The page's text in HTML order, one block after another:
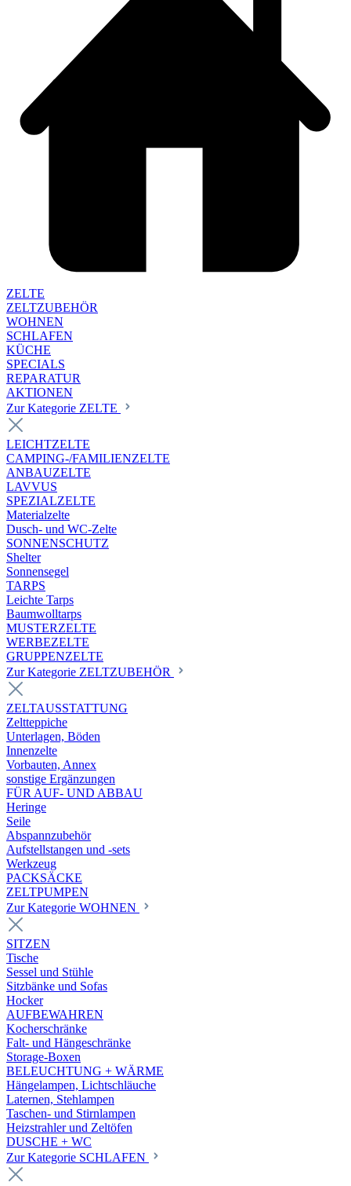
ZELTE
ZELTZUBEHÖR
WOHNEN
SCHLAFEN
KÜCHE
SPECIALS
REPARATUR
AKTIONEN
Zur Kategorie ZELTE
LEICHTZELTE
CAMPING-/FAMILIENZELTE
ANBAUZELTE
LAVVUS
SPEZIALZELTE
Materialzelte
Dusch- und WC-Zelte
SONNENSCHUTZ
Shelter
Sonnensegel
TARPS
Leichte Tarps
Baumwolltarps
MUSTERZELTE
WERBEZELTE
GRUPPENZELTE
Zur Kategorie ZELTZUBEHÖR
ZELTAUSSTATTUNG
Zeltteppiche
Unterlagen, Böden
Innenzelte
Vorbauten, Annex
sonstige Ergänzungen
FÜR AUF- UND ABBAU
Heringe
Seile
Abspannzubehör
Aufstellstangen und -sets
Werkzeug
PACKSÄCKE
ZELTPUMPEN
Zur Kategorie WOHNEN
SITZEN
Tische
Sessel und Stühle
Sitzbänke und Sofas
Hocker
AUFBEWAHREN
Kocherschränke
Falt- und Hängeschränke
Storage-Boxen
BELEUCHTUNG + WÄRME
Hängelampen, Lichtschläuche
Laternen, Stehlampen
Taschen- und Stirnlampen
Heizstrahler und Zeltöfen
DUSCHE + WC
Zur Kategorie SCHLAFEN